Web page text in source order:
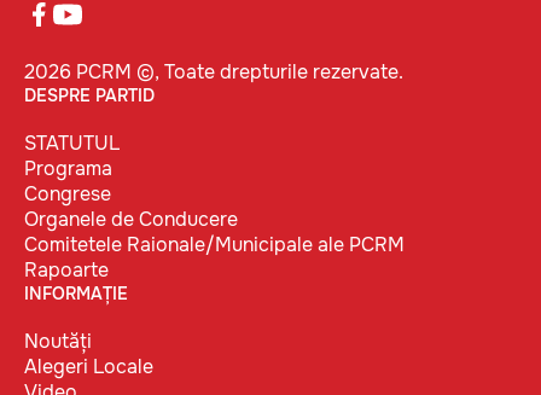
2026 PCRM ©, Toate drepturile rezervate.
DESPRE PARTID
STATUTUL
Programa
Congrese
Organele de Conducere
Comitetele Raionale/Municipale ale PCRM
Rapoarte
INFORMAȚIE
Noutăți
Alegeri Locale